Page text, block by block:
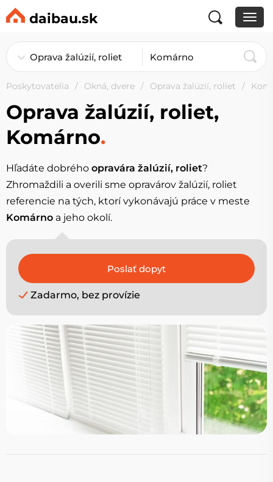
daibau.sk
Poskytovatelia Okná, dvere Oprava žalúzií, roliet
Oprava žalúzií, roliet,
Komárno.
Hľadáte dobrého opravára žalúzií, roliet?
Zhromaždili a overili sme opravárov žalúzií, roliet
referencie na tých, ktorí vykonávajú práce v meste
Komárno a jeho okolí.
Zadarmo, bez provízie